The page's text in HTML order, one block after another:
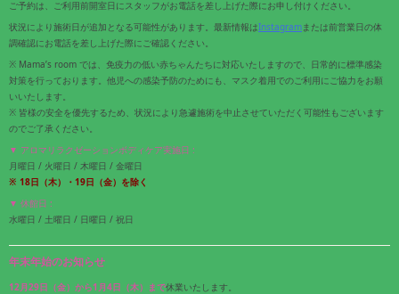
ご予約は、ご利用前開室日にスタッフがお電話を差し上げた際にお申し付けください。
状況により施術日が追加となる可能性があります。最新情報はInstagramまたは前営業日の体
調確認にお電話を差し上げた際にご確認ください。
※ Mama’s room では、免疫力の低い赤ちゃんたちに対応いたしますので、日常的に標準感染
対策を行っております。他児への感染予防のためにも、マスク着用でのご利用にご協力をお願
いいたします。
※ 皆様の安全を優先するため、状況により急遽施術を中止させていただく可能性もございます
のでご了承ください。
▼ アロマリラクゼーションボディケア実施日 :
月曜日 / 火曜日 / 木曜日 / 金曜日
※ 18日（木）・19日（金） を除く
▼ 休館日 :
水曜日 / 土曜日 / 日曜日 / 祝日
年末年始のお知らせ
12月29日（金）から1月4日（木）まで休業いたします。